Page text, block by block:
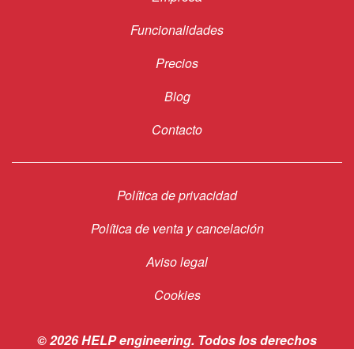
Funcionalidades
Precios
Blog
Contacto
Política de privacidad
Política de venta y cancelación
Aviso legal
Cookies
© 2026 HELP engineering. Todos los derechos